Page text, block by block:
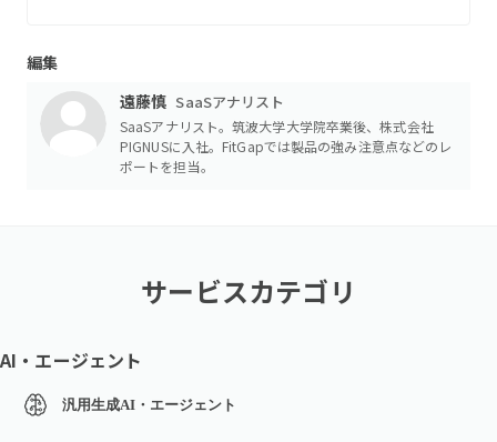
編集
遠藤慎 SaaSアナリスト
SaaSアナリスト。筑波大学大学院卒業後、株式会社
PIGNUSに入社。FitGapでは製品の強み注意点などのレ
ポートを担当。
サービスカテゴリ
AI・エージェント
汎用生成AI・エージェント